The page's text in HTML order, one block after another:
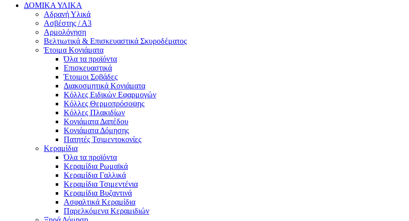
ΔΟΜΙΚΑ ΥΛΙΚΑ
Αδρανή Υλικά
Ασβέστης / Α3
Αρμολόγηση
Βελτιωτικά & Επισκευαστικά Σκυροδέματος
Έτοιμα Κονιάματα
Όλα τα προϊόντα
Επισκευαστικά
Έτοιμοι Σοβάδες
Διακοσμητικά Κονιάματα
Κόλλες Ειδικών Εφαρμογών
Κόλλες Θερμοπρόσοψης
Κόλλες Πλακιδίων
Κονιάματα Δαπέδου
Κονιάματα Δόμησης
Πατητές Τσιμεντοκονίες
Κεραμίδια
Όλα τα προϊόντα
Κεραμίδια Ρωμαϊκά
Κεραμίδια Γαλλικά
Κεραμίδια Τσιμεντένια
Κεραμίδια Βυζαντινά
Ασφαλτικά Κεραμίδια
Παρελκόμενα Κεραμιδιών